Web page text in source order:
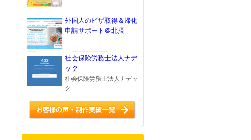
外国人のビザ取得＆帰化
申請サポート＠北摂
社会保険労務士法人ナデ
ック
社会保険労務士法人ナデッ
ク